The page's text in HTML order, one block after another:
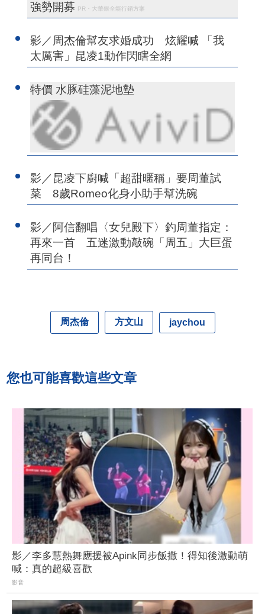
強勢開募
PR・大華銀全能行銷方案
影／周杰倫幫友求婚成功 炫耀喊 「我
太厲害」昆凌1動作閃瞎全網
特價 水豚硅藻泥地墊
影／昆凌下廚喊「超甜暱稱」要周董試
菜 8歲Romeo化身小助手幫洗碗
影／阿信翻唱〈女兒殿下〉釣周董指定：
再來一首 五迷激動敲碗「周五」大巨蛋
再同台！
周杰倫 方文山 jaychou
您也可能喜歡這些文章
影／李多慧熱舞應援被Apink同步飯撒！得知後激動萌
喊：真的超級喜歡
影音